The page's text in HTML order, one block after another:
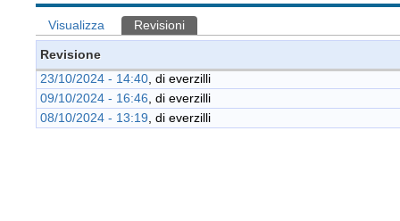
Schede primarie
Visualizza Revisioni
Revisione
23/10/2024 - 14:40 , di everzilli
09/10/2024 - 16:46 , di everzilli
08/10/2024 - 13:19 , di everzilli